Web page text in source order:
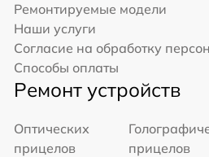
Ремонтируемые модели
Наши услуги
Согласие на обработку
Способы оплаты
Ремонт устройств
Оптических
прицелов
прицелов